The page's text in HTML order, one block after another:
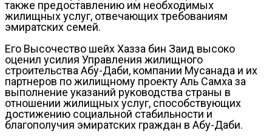
также предоставлению им необходимых
жилищных услуг, отвечающих требованиям
эмиратских семей.
Его Высочество шейх Хазза бин Заид высоко
оценил усилия Управления жилищного
строительства Абу-Даби, компании Мусанада и их
партнеров по жилищному проекту Аль Самха за
выполнение указаний руководства страны в
отношении жилищных услуг, способствующих
достижению социальной стабильности и
благополучия эмиратских граждан в Абу-Даби.